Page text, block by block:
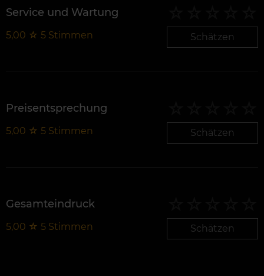
Service und Wartung
5,00 ☆ 5 Stimmen Schätzen
Preisentsprechung
5,00 ☆ 5 Stimmen Schätzen
Gesamteindruck
5,00 ☆ 5 Stimmen Schätzen